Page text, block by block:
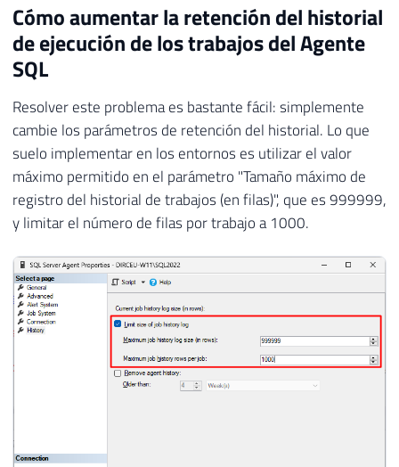
Cómo aumentar la retención del historial
de ejecución de los trabajos del Agente
SQL
Resolver este problema es bastante fácil: simplemente
cambie los parámetros de retención del historial. Lo que
suelo implementar en los entornos es utilizar el valor
máximo permitido en el parámetro "Tamaño máximo de
registro del historial de trabajos (en filas)", que es 999999,
y limitar el número de filas por trabajo a 1000.